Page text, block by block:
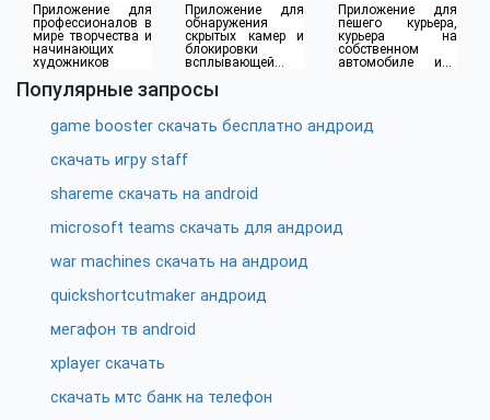
Приложение для
профессионалов в
мире творчества и
начинающих
художников
Приложение для
обнаружения
скрытых камер и
блокировки
всплывающей
Приложение для
пешего курьера,
курьера на
собственном
автомобиле или
Популярные запросы
game booster скачать бесплатно андроид
скачать игру staff
shareme скачать на android
microsoft teams скачать для андроид
war machines скачать на андроид
quickshortcutmaker андроид
мегафон тв android
xplayer скачать
скачать мтс банк на телефон